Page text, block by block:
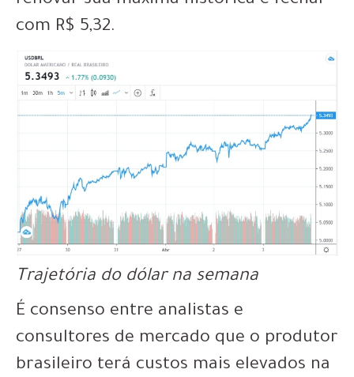
com R$ 5,32.
Trajetória do dólar na semana
É consenso entre analistas e
consultores de mercado que o produtor
brasileiro terá custos mais elevados na